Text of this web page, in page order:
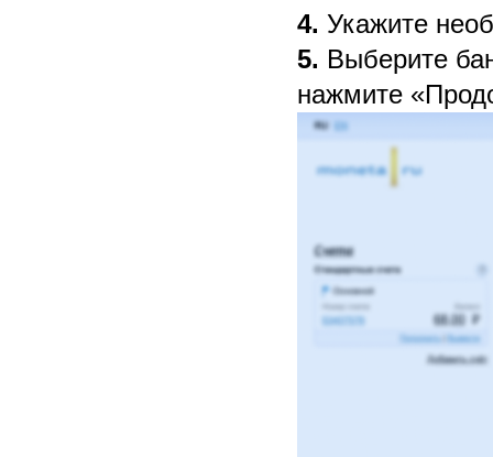
4. Укажите
5. Выберите
нажмите